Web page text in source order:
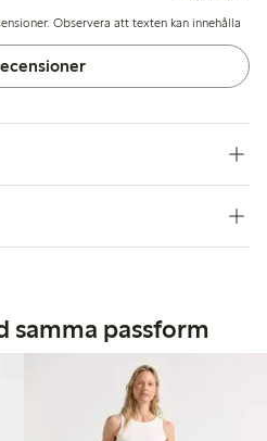
Observera att texten kan innehålla
samma passform